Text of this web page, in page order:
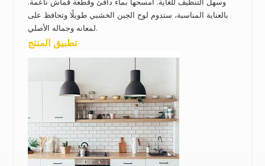
وسهل التنظيف للغاية. امسحها بماء دافئ وقطعة قماش ناعمة.
بالعناية المناسبة، ستدوم لوح الجبن الخشبي طويلًا وتحافظ على
لمعانه وجماله الأصلي.
تطبيق المنتج